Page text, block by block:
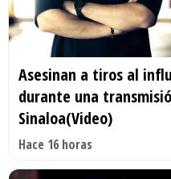
Asesinan a tiros al
durante una
Sinaloa(Video)
Hace 16 horas